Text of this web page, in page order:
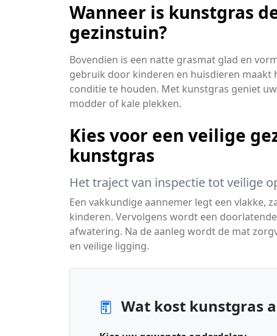
Wanneer is kunstgras
gezinstuin?
Bovendien is een natte grasmat glad en
gebruik door kinderen en huisdieren maakt
conditie te houden. Met kunstgras geniet
modder of kale plekken.
Kies voor een veilige
kunstgras
Het traject van inspectie tot veilige
Een vakkundige aannemer legt een vlakke,
kinderen. Vervolgens wordt een
afwatering. Na de aanleg wordt de mat
en veilige ligging.
Wat kost kunstgras